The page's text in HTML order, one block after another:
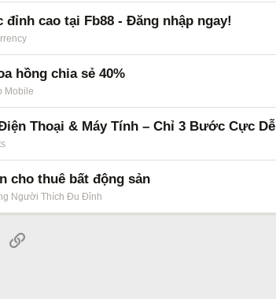
cao tại Fb88 - Đăng nhập ngay!
hồng chia sẻ 40%
Mobile
Thoại & Máy Tính – Chỉ 3 Bước Cực Dễ
cho thuê bất động sản
Người Thích Đu Đỉnh
Email